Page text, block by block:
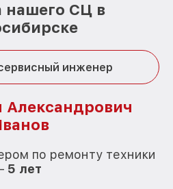
нашего СЦ в
инженер
Александрович
по ремонту техники
5 лет